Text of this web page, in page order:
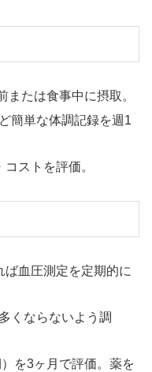
たは食事中に摂取。
簡単な体調記録を週1
ストを評価。
ば血圧測定を定期的に
くならないよう調
を3ヶ月で評価。薬を